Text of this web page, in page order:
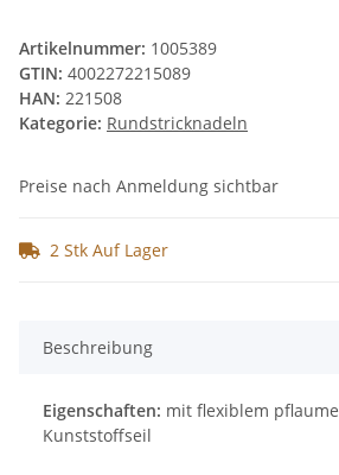
Artikelnummer: 1005389
GTIN: 4002272215089
HAN: 221508
Kategorie: Rundstricknadeln
Preise nach Anmeldung sichtbar
2 Stk Auf Lager
Beschreibung
Eigenschaften: mit flexiblem
Kunststoffseil